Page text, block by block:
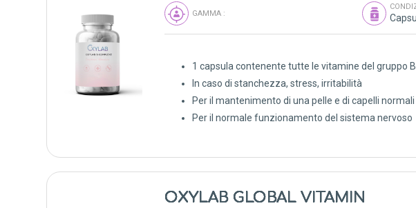
GAMMA :
1 capsula contenente tutte le vitamine del gruppo
In caso di stanchezza, stress, irritabilità
Per il mantenimento di una pelle e di capelli normali
Per il normale funzionamento del sistema nervoso
OXYLAB GLOBAL VITAMIN